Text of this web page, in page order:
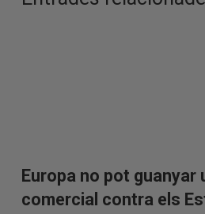
Europa no pot guanyar
comercial contra els